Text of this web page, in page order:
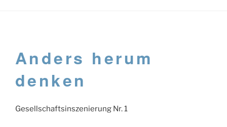
Anders herum
denken
Gesellschaftsinszenierung Nr. 1